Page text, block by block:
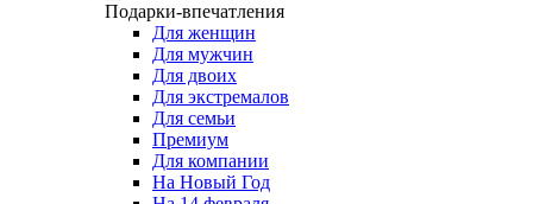
Подарки-впечатления
Для женщин
Для мужчин
Для двоих
Для экстремалов
Для семьи
Премиум
Для компании
На Новый Год